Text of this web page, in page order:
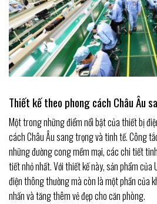
Thiết kế theo phong cách Châu Âu
Một trong những điểm nổi bật của thiết bị
cách Châu Âu sang trọng và tinh tế. Công
những đường cong mềm mại, các chi tiết
tiết nhỏ nhất. Với thiết kế này, sản phẩm
điện thông thường mà còn là một phần của
nhấn và tăng thêm vẻ đẹp cho căn phòng.